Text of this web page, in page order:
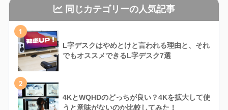
同じカテゴリーの人気記事
1
L字デスクはやめとけと言われる理由と、それ
でもオススメできるL字デスク7選
2
4KとWQHDのどっちが良い？4Kを拡大して使
うと意味がないのか比較してみた！